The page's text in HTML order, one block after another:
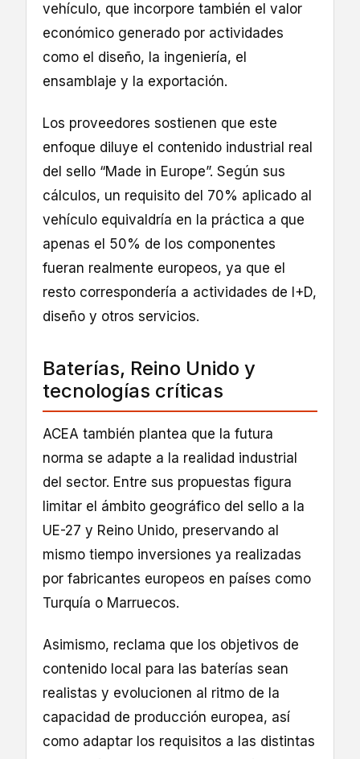
vehículo, que incorpore también el valor
económico generado por actividades
como el diseño, la ingeniería, el
ensamblaje y la exportación.
Los proveedores sostienen que este
enfoque diluye el contenido industrial real
del sello “Made in Europe”. Según sus
cálculos, un requisito del 70% aplicado al
vehículo equivaldría en la práctica a que
apenas el 50% de los componentes
fueran realmente europeos, ya que el
resto correspondería a actividades de I+D,
diseño y otros servicios.
Baterías, Reino Unido y
tecnologías críticas
ACEA también plantea que la futura
norma se adapte a la realidad industrial
del sector. Entre sus propuestas figura
limitar el ámbito geográfico del sello a la
UE-27 y Reino Unido, preservando al
mismo tiempo inversiones ya realizadas
por fabricantes europeos en países como
Turquía o Marruecos.
Asimismo, reclama que los objetivos de
contenido local para las baterías sean
realistas y evolucionen al ritmo de la
capacidad de producción europea, así
como adaptar los requisitos a las distintas